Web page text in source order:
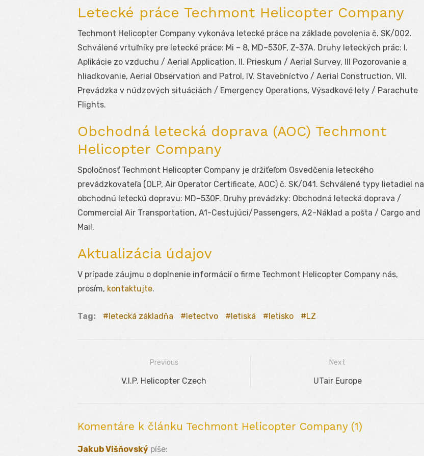
Letecké práce Techmont Helicopter Company
Techmont Helicopter Company vykonáva letecké práce na základe povolenia č. SK/002.
Schválené vrtuľníky pre letecké práce: Mi – 8, MD–530F, Z-37A. Druhy leteckých prác: I.
Aplikácie zo vzduchu / Aerial Application, II. Prieskum / Aerial Survey, III Pozorovanie a
hliadkovanie, Aerial Observation and Patrol, IV. Stavebníctvo / Aerial Construction, VII.
Prevádzka v núdzových situáciách / Emergency Operations, Výsadkové lety / Parachute
Flights.
Obchodná letecká doprava (AOC) Techmont
Helicopter Company
Spoločnosť Techmont Helicopter Company je držiťeľom Osvedčenia leteckého
prevádzkovateľa (OLP, Air Operator Certificate, AOC) č. SK/041. Schválené typy lietadiel na
obchodnú leteckú dopravu: MD–530F. Druhy prevádzky: Obchodná letecká doprava /
Commercial Air Transportation, A1-Cestujúci/Passengers, A2-Náklad a pošta / Cargo and
Mail.
Aktualizácia údajov
V prípade záujmu o doplnenie informácií o firme Techmont Helicopter Company nás,
prosím, kontaktujte.
Tag: letecká základňa letectvo letiská letisko LZ
Navigácia
Previous
Previous
V.I.P. Helicopter Czech
Next
Next
UTair Europe
Komentáre k článku Techmont Helicopter Company (1)
Jakub Višňovský píše: